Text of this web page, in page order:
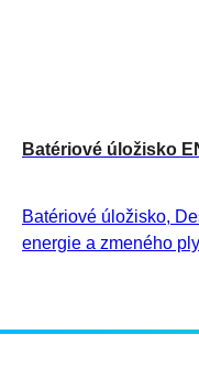
Batériové úložisko
Batériové úložisko,
energie a zmeného